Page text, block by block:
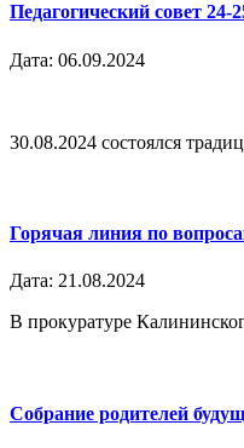
Педагогический совет 24-
Дата: 06.09.2024
30.08.2024 состоялся
Горячая линия по
Дата: 21.08.2024
В прокуратуре
Собрание родителей